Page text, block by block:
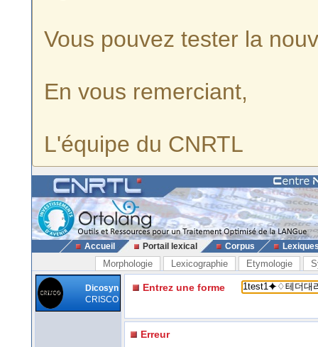
Vous pouvez tester la
En vous remerciant,
L'équipe du CNRTL
Accueil Portail lexical Corpus
Morphologie Lexicographie Etymologie
Dicosyn
CRISCO
Entrez une forme
Erreur